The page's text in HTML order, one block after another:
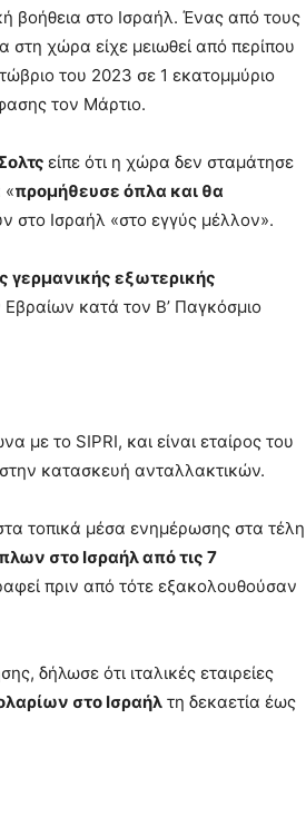
βοήθεια στο Ισραήλ. Ένας από τους
στη χώρα είχε μειωθεί από περίπου
του 2023 σε 1 εκατομμύριο
τον Μάρτιο.
είπε ότι η χώρα δεν σταμάτησε
«προμήθευσε όπλα και θα
στο Ισραήλ «στο εγγύς μέλλον».
γερμανικής εξωτερικής
κατά τον Β’ Παγκόσμιο
με το SIPRI, και είναι εταίρος του
κατασκευή ανταλλακτικών.
τοπικά μέσα ενημέρωσης στα τέλη
στο Ισραήλ από τις 7
πριν από τότε εξακολουθούσαν
δήλωσε ότι ιταλικές εταιρείες
στο Ισραήλ τη δεκαετία έως